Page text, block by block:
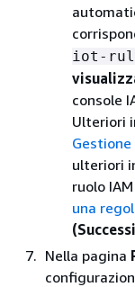
iot-
console
Ulteriori
ulteriori
ruolo
una
Nella pagina